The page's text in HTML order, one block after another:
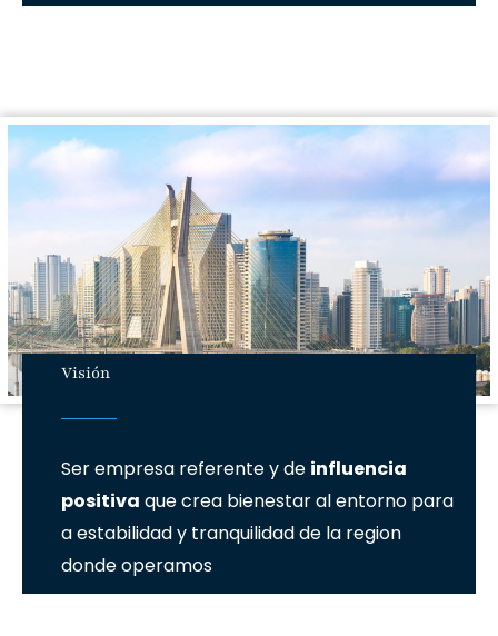
Visión
Ser empresa referente y de influencia
positiva que crea bienestar al entorno para
a estabilidad y tranquilidad de la region
donde operamos